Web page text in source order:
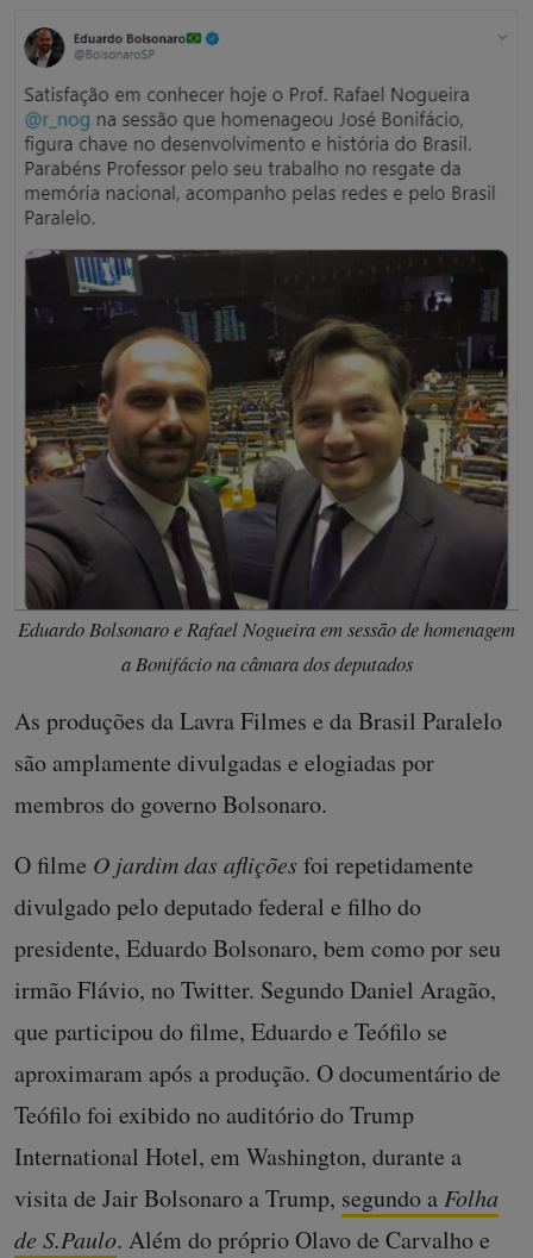
Eduardo Bolsonaro e Rafael Nogueira em sessão de homenagem
a Bonifácio na câmara dos deputados
As produções da Lavra Filmes e da Brasil Paralelo
são amplamente divulgadas e elogiadas por
membros do governo Bolsonaro.
O filme O jardim das afliçõesfoi repetidamente
divulgado pelo deputado federal e filho do
presidente, Eduardo Bolsonaro, bem como por seu
irmão Flávio, no Twitter. Segundo Daniel Aragão,
que participou do filme, Eduardo e Teófilo se
aproximaram após a produção. O documentário de
Teófilo foi exibido no auditório do Trump
International Hotel, em Washington, durante a
visita de Jair Bolsonaro a Trump, segundo aFolha
de S.Paulo. Além do próprio Olavo de Carvalho e